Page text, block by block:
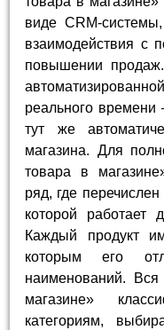
виде CRM-
взаимодействия с
повышении
реального времени
тут же
магазина. Для
товара в
ряд, где
которой работает
Каждый продукт
которым его
наименований.
магазине»
категориям,